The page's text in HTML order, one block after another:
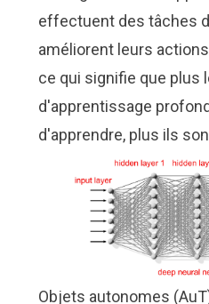
effectuent des tâches
améliorent leurs
ce qui signifie que plus
d'apprentissage
d'apprendre, plus ils
Objets autonomes